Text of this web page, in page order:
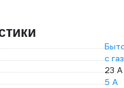
с
23 А
5 А